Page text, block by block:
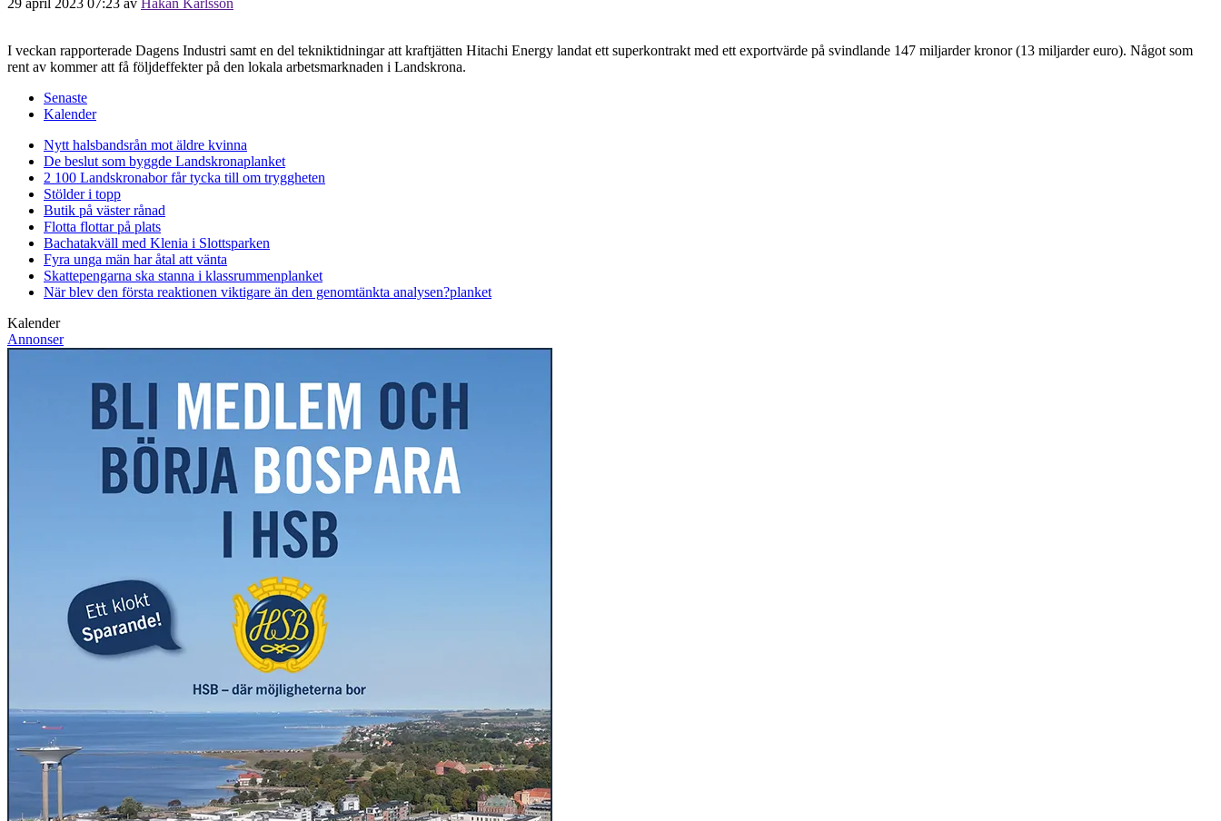
I veckan rapporterade Dagens Industri samt en del tekniktidningar att kraftjätten Hitachi Energy landat ett superkontrakt med ett exportvärde på svindlande 147 miljarder kronor (13 miljarder euro). Något som
rent av kommer att få följdeffekter på den lokala arbetsmarknaden i Landskrona.
Senaste
Kalender
Nytt halsbandsrån mot äldre kvinna
De beslut som byggde Landskronaplanket
2 100 Landskronabor får tycka till om tryggheten
Stölder i topp
Butik på väster rånad
Flotta flottar på plats
Bachatakväll med Klenia i Slottsparken
Fyra unga män har åtal att vänta
Skattepengarna ska stanna i klassrummenplanket
När blev den första reaktionen viktigare än den genomtänkta analysen?planket
Kalender
Annonser